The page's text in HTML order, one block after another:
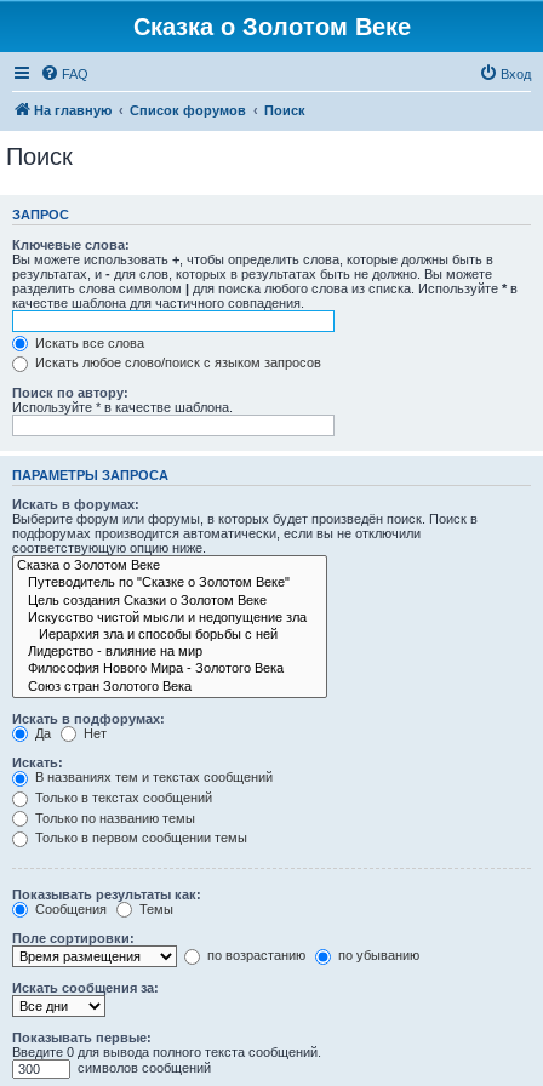
Сказка о Золотом Веке
FAQ Вход
На главную Список форумов Поиск
Поиск
ЗАПРОС
Ключевые слова:
Вы можете использовать + , чтобы определить слова, которые должны быть в
результатах, и - для слов, которых в результатах быть не должно. Вы можете
разделить слова символом | для поиска любого слова из списка. Используйте * в
качестве шаблона для частичного совпадения.
Искать все слова
Искать любое слово/поиск с языком запросов
Поиск по автору:
Используйте * в качестве шаблона.
ПАРАМЕТРЫ ЗАПРОСА
Искать в форумах:
Выберите форум или форумы, в которых будет произведён поиск. Поиск в
подфорумах производится автоматически, если вы не отключили
соответствующую опцию ниже.
Искать в подфорумах:
Да
Нет
Искать:
В названиях тем и текстах сообщений
Только в текстах сообщений
Только по названию темы
Только в первом сообщении темы
Показывать результаты как:
Сообщения
Темы
Поле сортировки:
по возрастанию
по убыванию
Искать сообщения за:
Показывать первые:
Введите 0 для вывода полного текста сообщений.
символов сообщений